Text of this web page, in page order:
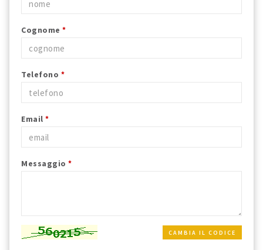
Cognome *
Telefono *
Email *
Messaggio *
CAMBIA IL CODICE